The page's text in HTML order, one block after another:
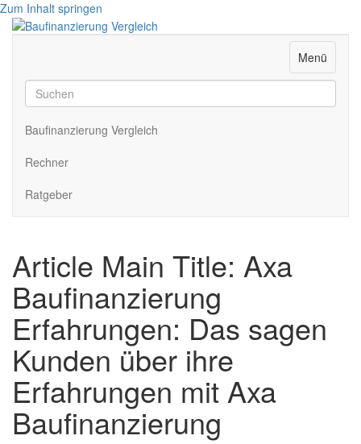
Zum Inhalt springen
Menü
Baufinanzierung Vergleich
Rechner
Ratgeber
Article Main Title: Axa
Baufinanzierung
Erfahrungen: Das sagen
Kunden über ihre
Erfahrungen mit Axa
Baufinanzierung